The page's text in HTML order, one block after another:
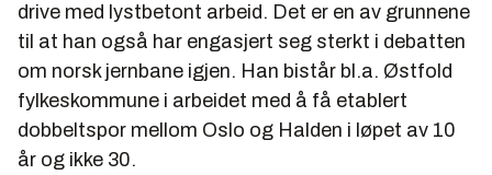
drive med lystbetont arbeid. Det er en av grunnene
til at han også har engasjert seg sterkt i debatten
om norsk jernbane igjen. Han bistår bl.a. Østfold
fylkeskommune i arbeidet med å få etablert
dobbeltspor mellom Oslo og Halden i løpet av 10
år og ikke 30.